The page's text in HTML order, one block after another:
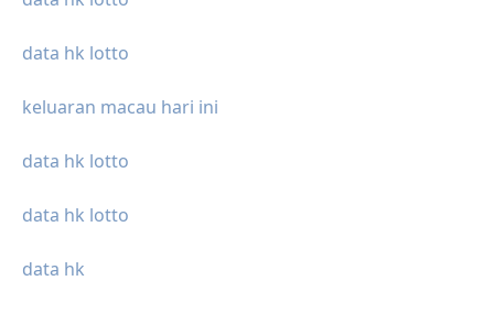
data hk lotto
keluaran macau hari ini
data hk lotto
data hk lotto
data hk